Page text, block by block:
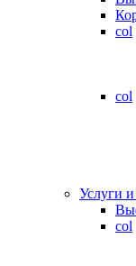
col
col
Услуги
col